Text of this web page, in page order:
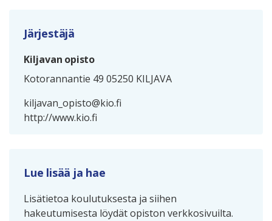
Järjestäjä
Kiljavan opisto
Kotorannantie 49 05250 KILJAVA
kiljavan_opisto@kio.fi
http://www.kio.fi
Lue lisää ja hae
Lisätietoa koulutuksesta ja siihen
hakeutumisesta löydät opiston verkkosivuilta.